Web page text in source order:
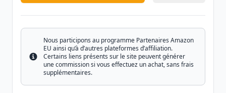
Info
Nous participons au programme Partenaires Amazon
EU ainsi qu’à d’autres plateformes d’affiliation.
Certains liens présents sur le site peuvent générer
une commission si vous effectuez un achat, sans frais
supplémentaires.